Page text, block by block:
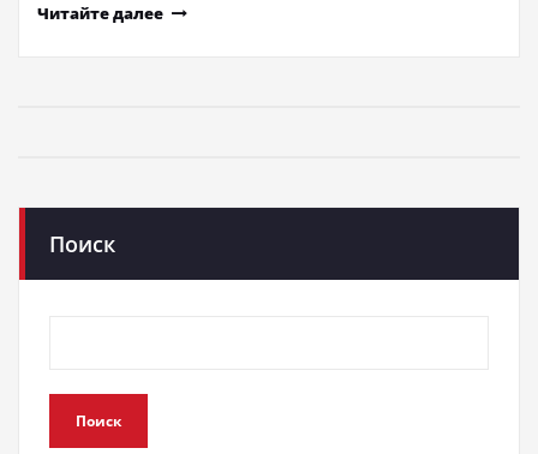
Читайте далее
Поиск
Поиск